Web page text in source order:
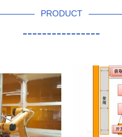
PRODUCT
----------------